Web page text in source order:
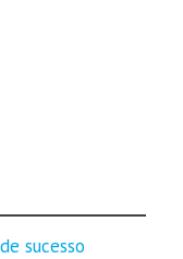
sucesso